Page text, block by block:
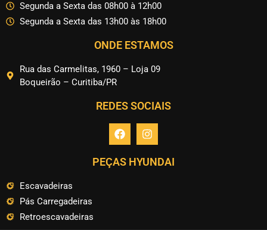
Segunda a Sexta das 08h00 à 12h00
Segunda a Sexta das 13h00 às 18h00
ONDE ESTAMOS
Rua das Carmelitas, 1960 – Loja 09
Boqueirão – Curitiba/PR
REDES SOCIAIS
PEÇAS HYUNDAI
Escavadeiras
Pás Carregadeiras
Retroescavadeiras